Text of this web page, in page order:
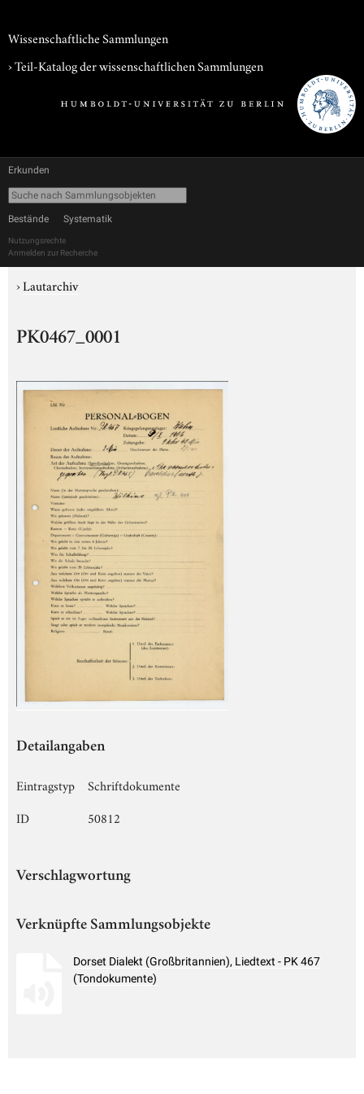
Wissenschaftliche Sammlungen
› Teil-Katalog der wissenschaftlichen Sammlungen
Erkunden
Bestände Systematik
Nutzungsrechte
Anmelden zur Recherche
›Lautarchiv
PK0467_0001
Detailangaben
Eintragstyp
Schriftdokumente
ID
50812
Verschlagwortung
Verknüpfte Sammlungsobjekte
Dorset Dialekt (Großbritannien), Liedtext - PK 467
(Tondokumente)